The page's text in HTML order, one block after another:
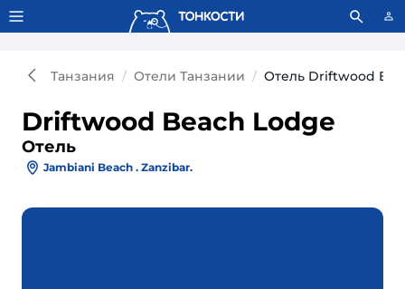
Тонкости используют сookie-файлы. Что это значит?
Танзания Отели Танзании Отель Driftwood
Driftwood Beach Lodge
Отель
Jambiani Beach . Zanzibar.